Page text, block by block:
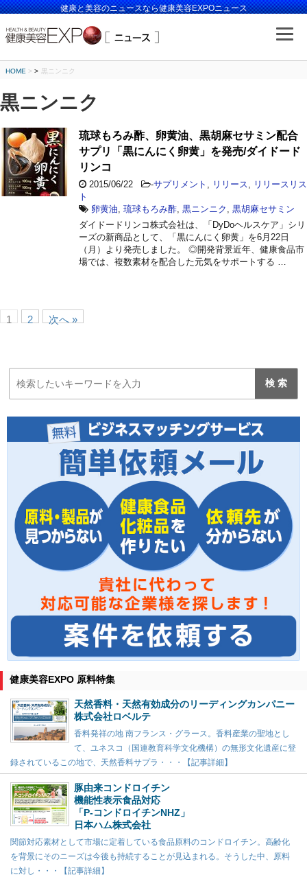
健康と美容のニュースなら健康美容EXPOニュース
HOME > 黒ニンニク
黒ニンニク
琉球もろみ酢、卵黄油、黒胡麻セサミン配合
サプリ「黒にんにく卵黄」を発売/ダイドード
リンコ
2015/06/22 -サプリメント リリース
リリースリス
ト
卵黄油 琉球もろみ酢 黒ニンニク
黒胡麻セサミン
ダイドードリンコ株式会社は、「DyDoヘルスケア」シリ
ーズの新商品として、「黒にんにく卵黄」を6月22日
（月）より発売しました。 ◎開発背景近年、健康食品市
場では、複数素材を配合した元気をサポートする …
1 2 次へ »
健康美容EXPO 原料特集
天然香料・天然有効成分のリーディングカンパニー
株式会社ロベルテ
香料発祥の地 南フランス・グラース。香料産業の聖地とし
て、ユネスコ（国連教育科学文化機構）の無形文化遺産に登
録されているこの地で、天然香料サプラ・・・【記事詳細】
豚由来コンドロイチン
機能性表示食品対応
「P-コンドロイチンNHZ」
日本ハム株式会社
関節対応素材として市場に定着している食品原料のコンドロイチン。高齢化
を背景にそのニーズは今後も持続することが見込まれる。そうした中、原料
に対し・・・【記事詳細】